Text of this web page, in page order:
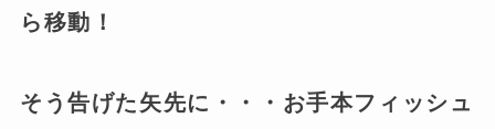
ら移動！
そう告げた矢先に・・・お手本フィッシュ